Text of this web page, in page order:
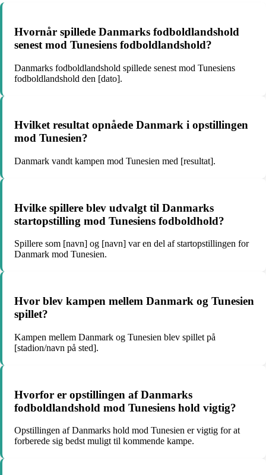
Hvornår spillede Danmarks fodboldlandshold
senest mod Tunesiens fodboldlandshold?
Danmarks fodboldlandshold spillede senest mod Tunesiens
fodboldlandshold den [dato].
Hvilket resultat opnåede Danmark i opstillingen
mod Tunesien?
Danmark vandt kampen mod Tunesien med [resultat].
Hvilke spillere blev udvalgt til Danmarks
startopstilling mod Tunesiens fodboldhold?
Spillere som [navn] og [navn] var en del af startopstillingen for
Danmark mod Tunesien.
Hvor blev kampen mellem Danmark og Tunesien
spillet?
Kampen mellem Danmark og Tunesien blev spillet på
[stadion/navn på sted].
Hvorfor er opstillingen af Danmarks
fodboldlandshold mod Tunesiens hold vigtig?
Opstillingen af Danmarks hold mod Tunesien er vigtig for at
forberede sig bedst muligt til kommende kampe.